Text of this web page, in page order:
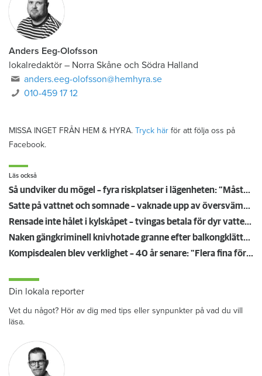
Anders Eeg-Olofsson
lokalredaktör – Norra Skåne och Södra Halland
anders.eeg-olofsson@hemhyra.se
010-459 17 12
MISSA INGET FRÅN HEM & HYRA. Tryck här för att följa oss på
Facebook.
Läs också
Så undviker du mögel – fyra riskplatser i lägenheten: ”Måste städa bort”
Satte på vattnet och somnade – vaknade upp av översvämning hos grannen
Rensade inte hålet i kylskåpet – tvingas betala för dyr vattenskada
Naken gängkriminell knivhotade granne efter balkongklättring
Kompisdealen blev verklighet – 40 år senare: "Flera fina fördelar med att dela bostad"
Din lokala reporter
Vet du något? Hör av dig med tips eller synpunkter på vad du vill
läsa.